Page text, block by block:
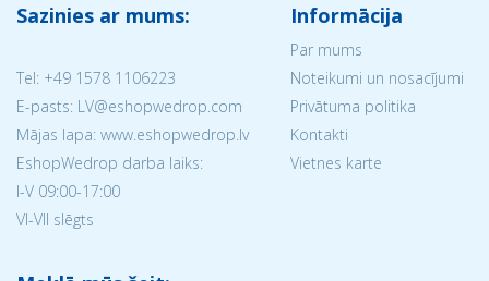
Sazinies ar mums:
Tel: +49 1578 1106223
E-pasts: LV@eshopwedrop.com
Mājas lapa: www.eshopwedrop.lv
EshopWedrop darba laiks:
I-V 09:00-17:00
VI-VII slēgts
Informācija
Par mums
Noteikumi un nosacījumi
Privātuma politika
Kontakti
Vietnes karte